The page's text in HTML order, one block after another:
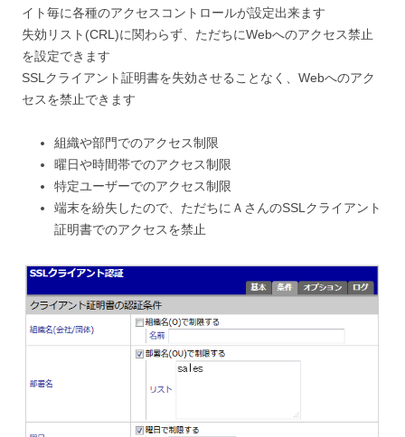
イト毎に各種のアクセスコントロールが設定出来ます
失効リスト(CRL)に関わらず、ただちにWebへのアクセス禁止
を設定できます
SSLクライアント証明書を失効させることなく、Webへのアク
セスを禁止できます
組織や部門でのアクセス制限
曜日や時間帯でのアクセス制限
特定ユーザーでのアクセス制限
端末を紛失したので、ただちにＡさんのSSLクライアント
証明書でのアクセスを禁止